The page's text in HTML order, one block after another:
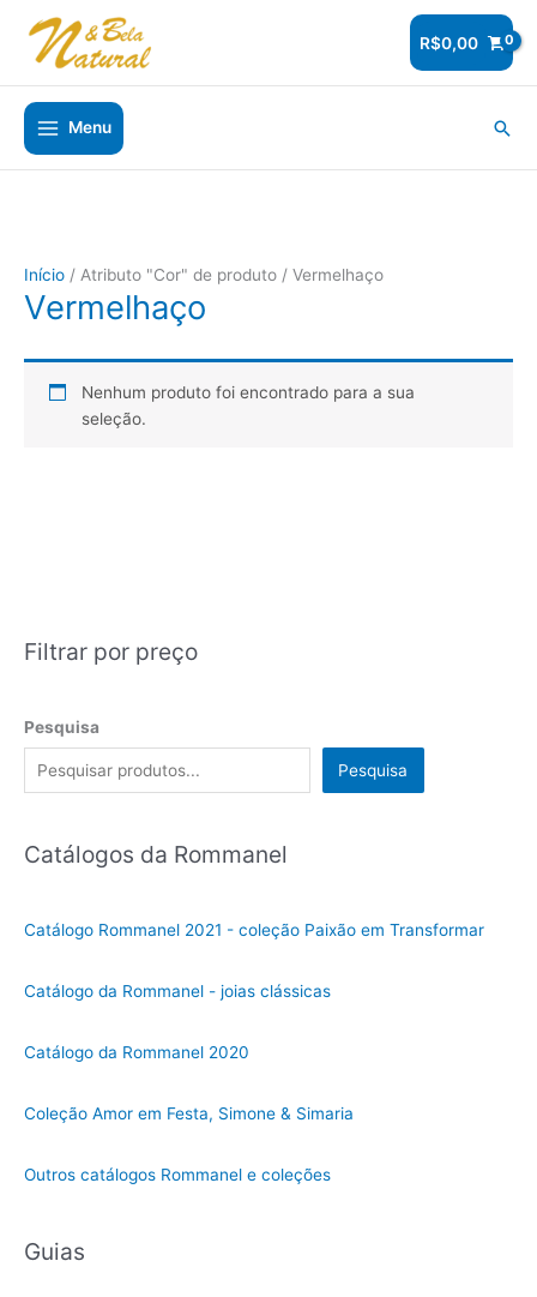
para
conteúdo
R$0,00
Menu
Filtrar por preço
Pesquisa
Pesquisa
Catálogos da Rommanel
Catálogo Rommanel 2021 - coleção Paixão em Transformar
Catálogo da Rommanel - joias clássicas
Catálogo da Rommanel 2020
Coleção Amor em Festa, Simone & Simaria
Outros catálogos Rommanel e coleções
Guias
Início / Atributo "Cor" de produto / Vermelhaço
Vermelhaço
Nenhum produto foi encontrado para a sua
seleção.